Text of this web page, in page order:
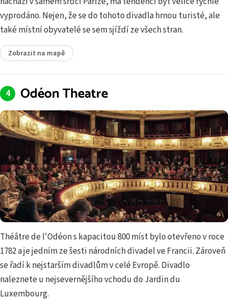
vyprodáno. Nejen, že se do tohoto divadla hrnou turisté, ale
také místní obyvatelé se sem sjíždí ze všech stran.
Zobrazit na mapě
Odéon Theatre
Théâtre de l'Odéon s kapacitou 800 míst bylo otevřeno v roce
1782 a je jedním ze šesti národních divadel ve Francii. Zároveň
se řadí k nejstarším divadlům v celé Evropě. Divadlo
naleznete u nejsevernějšího vchodu do Jardin du
Luxembourg.